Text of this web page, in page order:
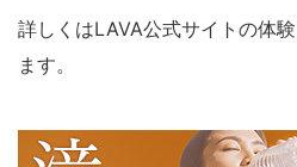
詳しくはLAVA公式サイトの体
ます。